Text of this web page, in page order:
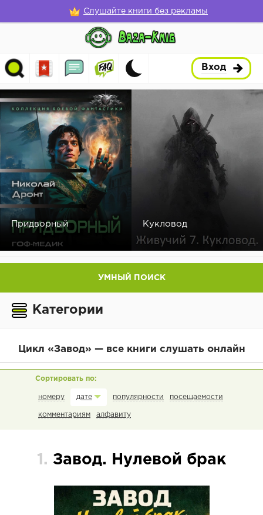
Слушайте книги без рекламы
Вход
Придворный Кукловод
УМНЫЙ ПОИСК
Категории
Цикл «Завод» — все книги слушать онлайн
номеру дате популярности посещаемости
комментариям алфавиту
1. Завод. Нулевой брак